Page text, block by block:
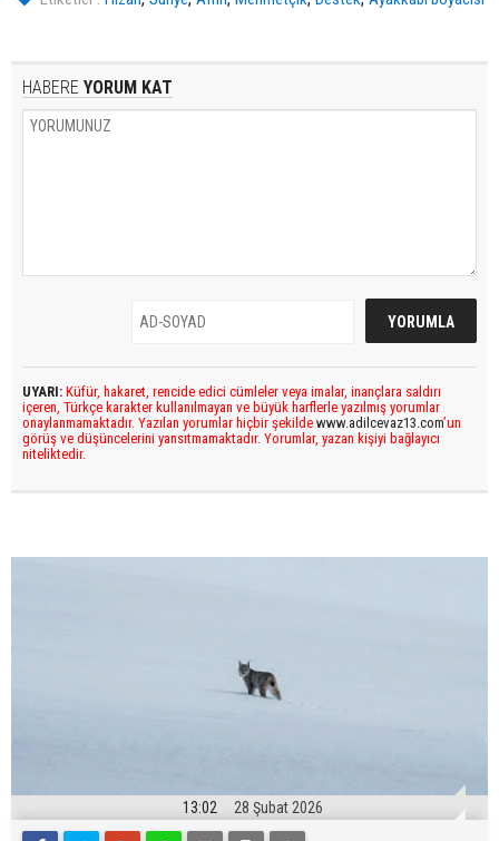
HABERE YORUM KAT
UYARI: Küfür, hakaret, rencide edici cümleler veya imalar, inançlara saldırı
içeren, Türkçe karakter kullanılmayan ve büyük harflerle yazılmış yorumlar
onaylanmamaktadır. Yazılan yorumlar hiçbir şekilde www.adilcevaz13.com’un
görüş ve düşüncelerini yansıtmamaktadır. Yorumlar, yazan kişiyi bağlayıcı
niteliktedir.
13:02 28 Şubat 2026